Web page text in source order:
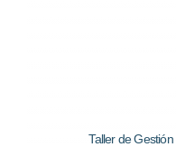
Taller de